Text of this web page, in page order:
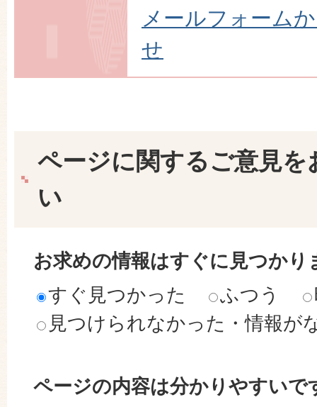
メールフォーム
せ
ページに関するご意見を
い
お求めの情報はすぐに見つかり
すぐ見つかった
ふつう
見つけられなかった・情報が
ページの内容は分かりやすいで